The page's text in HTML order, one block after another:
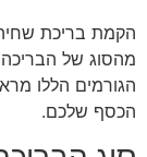
הקמת בריכת
מהסוג של הבריכה
הגורמים הללו
הכסף שלכם.